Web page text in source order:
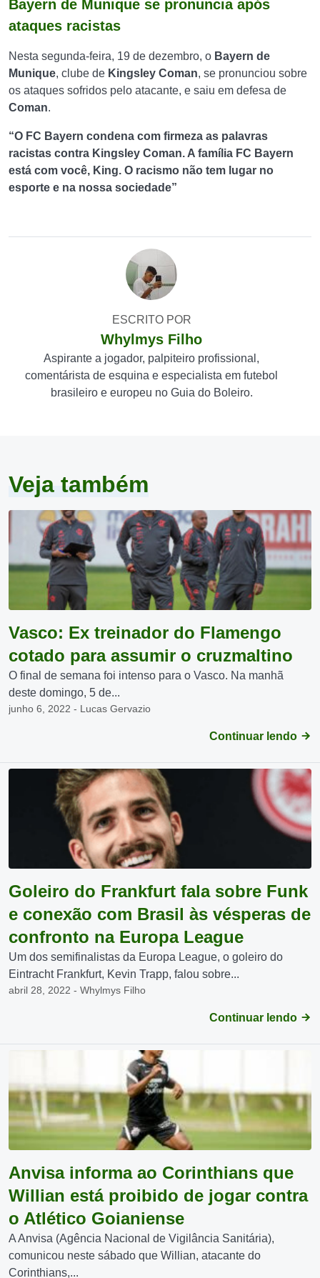
Bayern de Munique se pronuncia após
ataques racistas
Nesta segunda-feira, 19 de dezembro, o Bayern de
Munique, clube de Kingsley Coman, se pronunciou sobre
os ataques sofridos pelo atacante, e saiu em defesa de
Coman.
“O FC Bayern condena com firmeza as palavras
racistas contra Kingsley Coman. A família FC Bayern
está com você, King. O racismo não tem lugar no
esporte e na nossa sociedade”
ESCRITO POR
Whylmys Filho
Aspirante a jogador, palpiteiro profissional,
comentárista de esquina e especialista em futebol
brasileiro e europeu no Guia do Boleiro.
Veja também
Vasco: Ex treinador do Flamengo
cotado para assumir o cruzmaltino
O final de semana foi intenso para o Vasco. Na manhã
deste domingo, 5 de...
junho 6, 2022 - Lucas Gervazio
Continuar lendo
Goleiro do Frankfurt fala sobre Funk
e conexão com Brasil às vésperas de
confronto na Europa League
Um dos semifinalistas da Europa League, o goleiro do
Eintracht Frankfurt, Kevin Trapp, falou sobre...
abril 28, 2022 - Whylmys Filho
Continuar lendo
Anvisa informa ao Corinthians que
Willian está proibido de jogar contra
o Atlético Goianiense
A Anvisa (Agência Nacional de Vigilância Sanitária),
comunicou neste sábado que Willian, atacante do
Corinthians,...